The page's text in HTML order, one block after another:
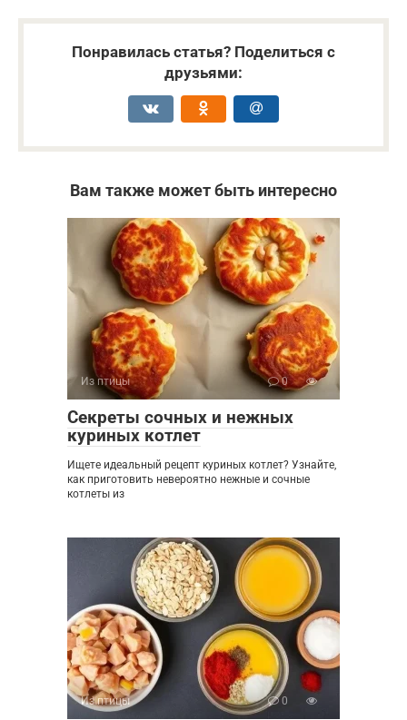
Понравилась статья? Поделиться с
друзьями:
Вам также может быть интересно
Из птицы 0
Секреты сочных и нежных
куриных котлет
Ищете идеальный рецепт куриных котлет? Узнайте,
как приготовить невероятно нежные и сочные
котлеты из
Из птицы 0